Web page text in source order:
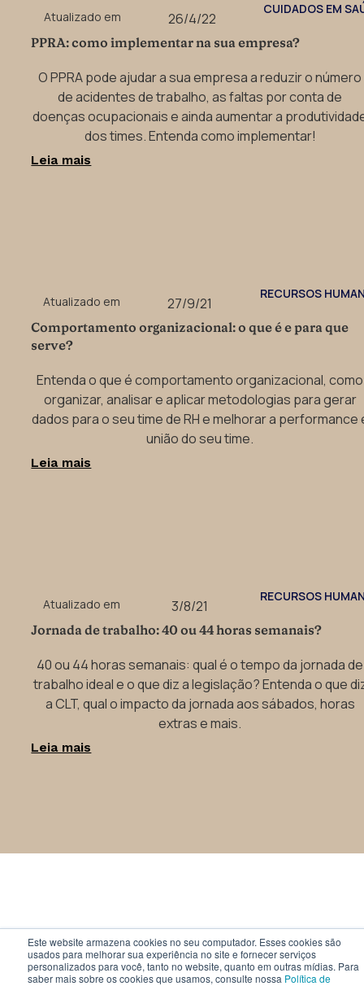
Este website armazena cookies no seu computador. Esses cookies são
usados ​​para melhorar sua experiência no site e fornecer serviços
personalizados para você, tanto no website, quanto em outras mídias. Para
saber mais sobre os cookies que usamos, consulte nossa Política de
Atualizado em 26/4/22
CUIDADOS EM
PPRA: como implementar na sua empresa?
O PPRA pode ajudar a sua empresa a reduzir o número
de acidentes de trabalho, as faltas por conta de
doenças ocupacionais e ainda aumentar a
dos times. Entenda como implementar!
Leia mais
Atualizado em 27/9/21
RECURSOS
Comportamento organizacional: o que é e para que
serve?
Entenda o que é comportamento organizacional, como
organizar, analisar e aplicar metodologias para gerar
dados para o seu time de RH e melhorar a performance
união do seu time.
Leia mais
Atualizado em 3/8/21
RECURSOS
Jornada de trabalho: 40 ou 44 horas semanais?
40 ou 44 horas semanais: qual é o tempo da jornada de
trabalho ideal e o que diz a legislação? Entenda o que
a CLT, qual o impacto da jornada aos sábados, horas
extras e mais.
Leia mais